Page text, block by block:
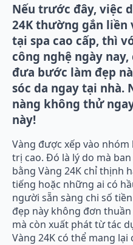
Nếu trước đây, việc
24K thường gắn
tại spa cao cấp, thì
công nghệ ngày
đưa bước làm đẹp
sóc da ngay tại nhà.
nàng không thử
này!
Vàng được xếp vào
trị cao. Đó là lý do mà
bằng Vàng 24K chỉ thịnh
tiếng hoặc những ai có
người sẵn sàng chi số
đẹp này không đơn thuần
mà còn xuất phát từ tác
Vàng 24K có thể mang lại